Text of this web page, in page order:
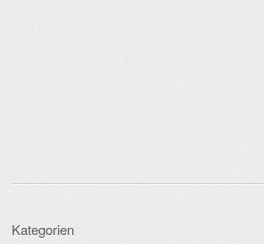
Kategorien